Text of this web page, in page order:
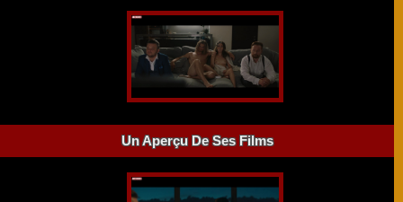
Un Aperçu De Ses Films